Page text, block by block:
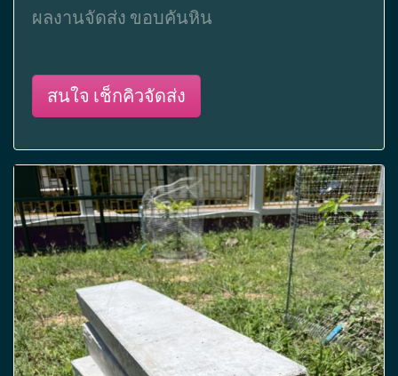
ผลงานจัดส่ง ขอบคันหิน
สนใจ เช็กคิวจัดส่ง